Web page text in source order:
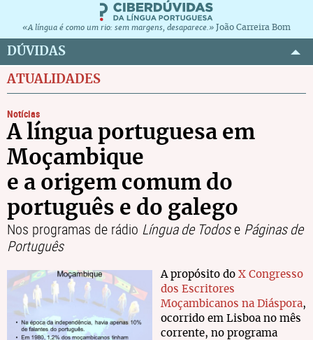
«A língua é como um rio: sem margens, desaparece.» João Carreira Bom
DÚVIDAS
ATUALIDADES
Notícias
A língua portuguesa em
Moçambique
e a origem comum do
português e do galego
Nos programas de rádio Língua de Todose Páginas de
Português
A propósito do X Congresso
dos Escritores
Moçambicanos na Diáspora,
ocorrido em Lisboa no mês
corrente, no programa